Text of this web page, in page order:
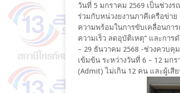
วันที่ 5 มกราคม 2569 เป็นช่วง
ร่วมกับหน่วงยงานภาคีเครือข่า
ความพร้อมในการขับเคลื่อนกา
ความเร็ว ลดอุบัติเหตุ” และกา
– 29 ธันวาคม 2568 -ช่วงควบคุ
เข้มข้น ระหว่างวันที่ 6 – 12 มก
(Admit) ไม่เกิน 12 คน และผู้เสี